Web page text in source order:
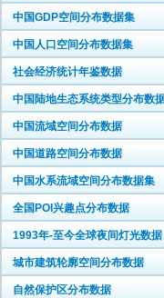
中国GDP空间分布数据集
中国人口空间分布数据集
社会经济统计年鉴数据
中国陆地生态系统类型分布数
中国流域空间分布数据
中国道路空间分布数据
中国水系流域空间分布数据集
全国POI兴趣点分布数据
1993年-至今全球夜间灯光数据
城市建筑轮廓空间分布数据
自然保护区分布数据